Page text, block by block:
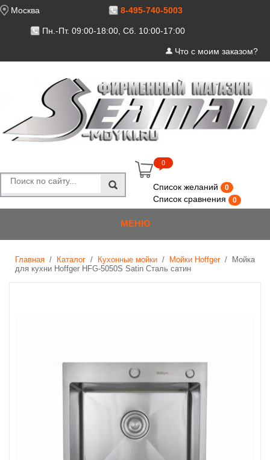
Москва 8-495-740-5003
Пн.-Пт. 09:00-18:00, Сб. 10:00-17:00
Что с моим заказом?
Cart
0
Список желаний 0
Список сравнения 0
МЕНЮ
Главная / Каталог / Кухонные мойки / Мойки Hoffger / Мойка
для кухни Hoffger HFG-5050S Satin Сталь сатин